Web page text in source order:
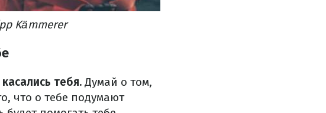
Kämmerer
тебя. Думай о том,
что о тебе подумают